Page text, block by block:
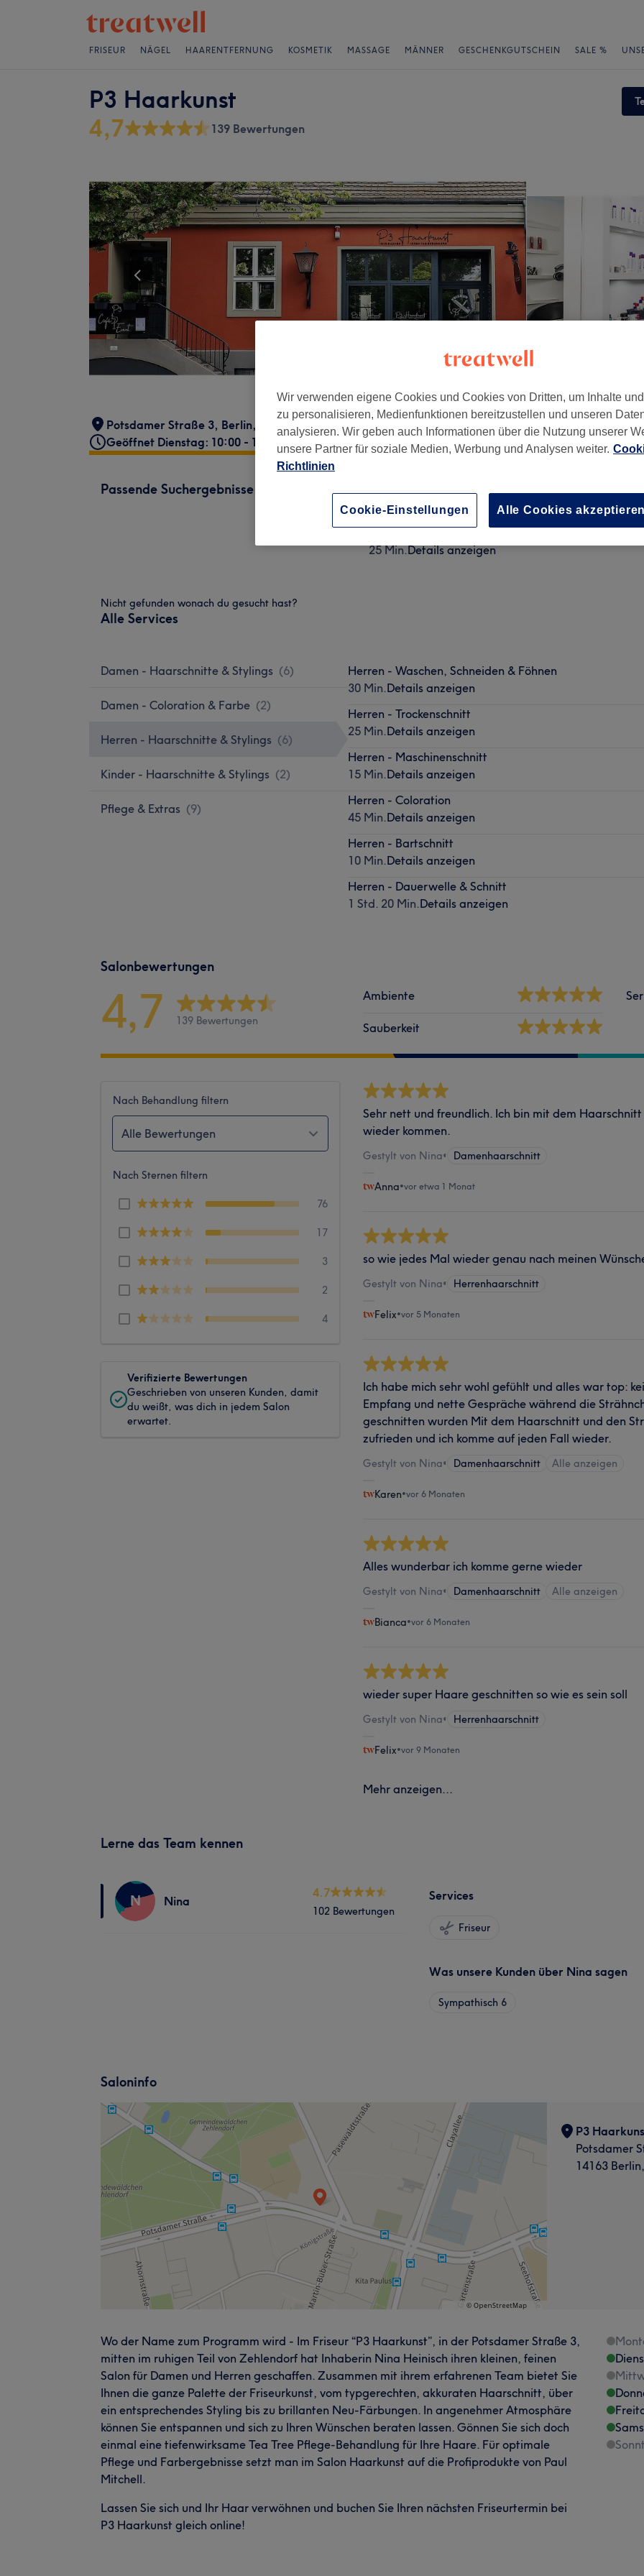
FRISEUR NÄGEL HAARENTFERNUNG KOSMETIK MASSAGE MÄNNER GESCHENKGUTSCHEIN SALE %
P3 Haarkunst
4,7 139 Bewertungen
Potsdamer Straße 3, Berlin, Zehlendorf
14163
Geöffnet Dienstag: 10:00 - 18:00
Passende Suchergebnisse
15 Min.Details anzeigen
Herren - Trockenschnitt
25 Min.Details anzeigen
Nicht gefunden wonach du gesucht hast?
Alle Services
Damen - Haarschnitte & Stylings (6)
Damen - Coloration & Farbe (2)
Herren - Haarschnitte & Stylings (6)
Kinder - Haarschnitte & Stylings (2)
Pflege & Extras (9)
Herren - Waschen, Schneiden & Föhnen
30 Min.Details anzeigen
Herren - Trockenschnitt
25 Min.Details anzeigen
Herren - Maschinenschnitt
15 Min.Details anzeigen
Herren - Coloration
45 Min.Details anzeigen
Herren - Bartschnitt
10 Min.Details anzeigen
Herren - Dauerwelle & Schnitt
1 Std. 20 Min.Details anzeigen
Salonbewertungen
4,7 139 Bewertungen
Ambiente
Sauberkeit
Nach Behandlung filtern
Alle Bewertungen
Nach Sternen filtern
76
17
3
2
4
Verifizierte Bewertungen
Geschrieben von unseren Kunden, damit
du weißt, was dich in jedem Salon
erwartet.
Sehr nett und freundlich. Ich bin mit dem
wieder kommen.
Gestylt von Nina• Damenhaarschnitt
Anna•vor etwa 1 Monat
so wie jedes Mal wieder genau nach meinen
Gestylt von Nina• Herrenhaarschnitt
Felix•vor 5 Monaten
Ich habe mich sehr wohl gefühlt und alles war top:
Empfang und nette Gespräche während die
geschnitten wurden Mit dem Haarschnitt und den
zufrieden und ich komme auf jeden Fall wieder.
Gestylt von Nina• Damenhaarschnitt Alle anzeigen
Karen•vor 6 Monaten
Alles wunderbar ich komme gerne wieder
Gestylt von Nina• Damenhaarschnitt Alle anzeigen
Bianca•vor 6 Monaten
wieder super Haare geschnitten so wie es sein soll
Gestylt von Nina• Herrenhaarschnitt
Felix•vor 9 Monaten
Mehr anzeigen...
Lerne das Team kennen
N Nina
4.7
102 Bewertungen
Services
Friseur
Was unsere Kunden über Nina sagen
Sympathisch 6
Saloninfo
P3
Potsdamer
14163
Wo der Name zum Programm wird - Im Friseur “P3 Haarkunst”, in der Potsdamer Straße 3,
mitten im ruhigen Teil von Zehlendorf hat Inhaberin Nina Heinisch ihren kleinen, feinen
Salon für Damen und Herren geschaffen. Zusammen mit ihrem erfahrenen Team bietet Sie
Ihnen die ganze Palette der Friseurkunst, vom typgerechten, akkuraten Haarschnitt, über
ein entsprechendes Styling bis zu brillanten Neu-Färbungen. In angenehmer Atmosphäre
können Sie entspannen und sich zu Ihren Wünschen beraten lassen. Gönnen Sie sich doch
einmal eine tiefenwirksame Tea Tree Pflege-Behandlung für Ihre Haare. Für optimale
Pflege und Farbergebnisse setzt man im Salon Haarkunst auf die Profiprodukte von Paul
Mitchell.
Lassen Sie sich und Ihr Haar verwöhnen und buchen Sie Ihren nächsten Friseurtermin bei
P3 Haarkunst gleich online!
Wir verwenden eigene Cookies und Cookies von Dritten, um Inhalte
zu personalisieren, Medienfunktionen bereitzustellen und unseren
analysieren. Wir geben auch Informationen über die Nutzung unserer
unsere Partner für soziale Medien, Werbung und Analysen weiter.
Richtlinien
Cookie-Einstellungen Alle Cookies akzeptieren